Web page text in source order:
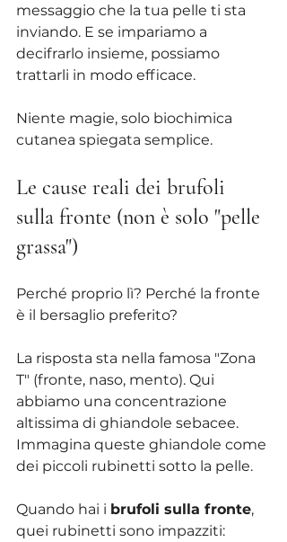
messaggio che la tua pelle ti sta
inviando. E se impariamo a
decifrarlo insieme, possiamo
trattarli in modo efficace.
Niente magie, solo biochimica
cutanea spiegata semplice.
Le cause reali dei brufoli
sulla fronte (non è solo "pelle
grassa")
Perché proprio lì? Perché la fronte
è il bersaglio preferito?
La risposta sta nella famosa "Zona
T" (fronte, naso, mento). Qui
abbiamo una concentrazione
altissima di ghiandole sebacee.
Immagina queste ghiandole come
dei piccoli rubinetti sotto la pelle.
Quando hai i brufoli sulla fronte,
quei rubinetti sono impazziti: